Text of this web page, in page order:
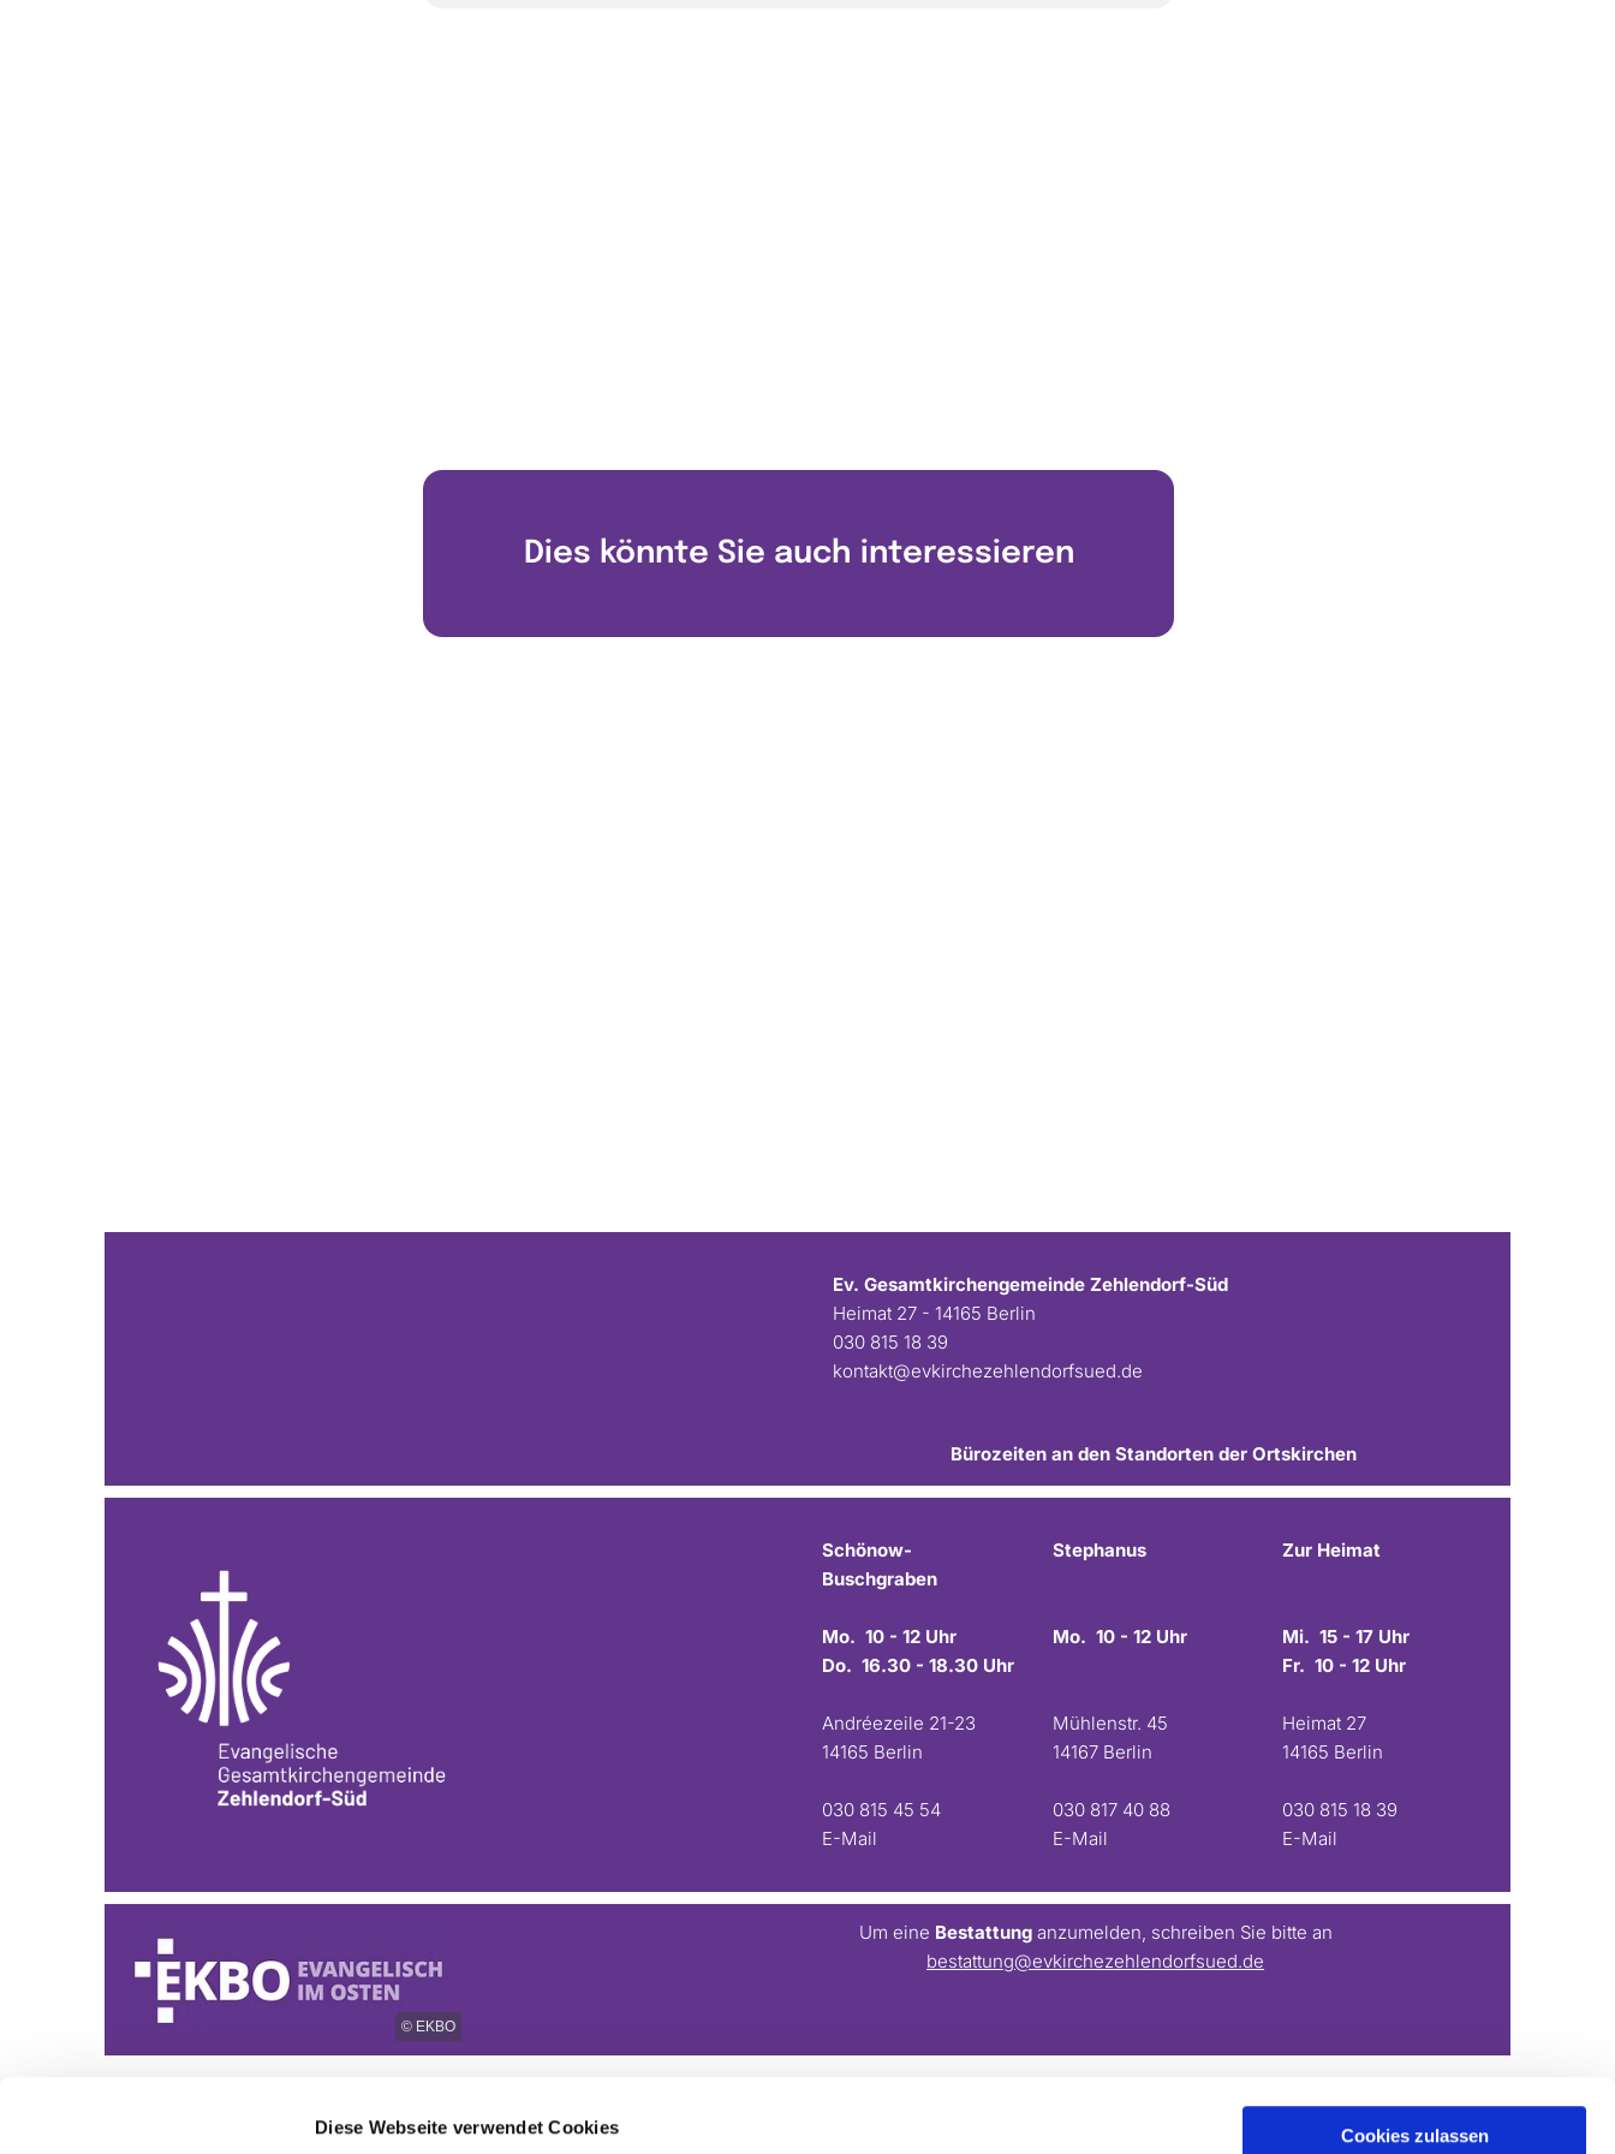
Diese Webseite verwendet Cookies Cookies zulassen
Dies könnte Sie auch interessieren
Ev. Gesamtkirchengemeinde Zehlendorf-Süd
Heimat 27 - 14165 Berlin
030 815 18 39
kontakt@evkirchezehlendorfsued.de
Bürozeiten an den Standorten der Ortskirchen
Schönow-
Buschgraben
Mo. 10 - 12 Uhr
Do. 16.30 - 18.30 Uhr
Andréezeile 21-23
14165 Berlin
030 815 45 54
E-Mail
Stephanus
Mo. 10 - 12 Uhr
Mühlenstr. 45
14167 Berlin
030 817 40 88
E-Mail
Zur Heimat
Mi. 15 - 17 Uhr
Fr. 10 - 12 Uhr
Heimat 27
14165 Berlin
030 815 18 39
E-Mail
© EKBO
Um eine Bestattunganzumelden, schreiben Sie bitte an
bestattung@evkirchezehlendorfsued.de